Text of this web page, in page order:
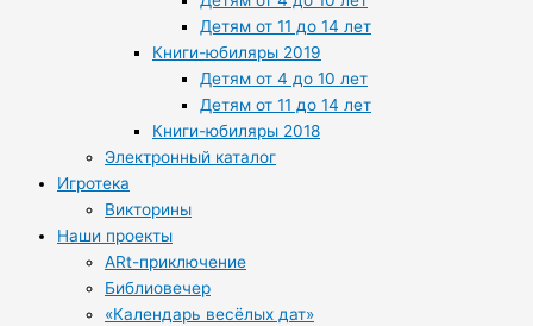
Детям от 11 до 14 лет
Книги-юбиляры 2019
Детям от 4 до 10 лет
Детям от 11 до 14 лет
Книги-юбиляры 2018
Электронный каталог
Игротека
Викторины
Наши проекты
ARt-приключение
Библиовечер
«Календарь весёлых дат»